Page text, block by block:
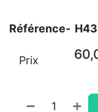
Référence-
Prix